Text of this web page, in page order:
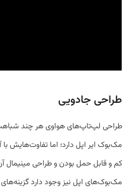
طراحی جادویی
طراحی لپ‌تاپ‌های هواوی هر چند
مک‌بوک ایر اپل دارد؛ اما تفاوت‌هایش
کم و قابل حمل بودن و طراحی مینیمال
مک‌بوک‌های اپل نیز وجود دارد